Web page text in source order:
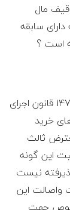
مال
سابقه
است ؟
دررسیدگی به اعتراض ثالث اجرایی موضوع ماده 147 قانون اجرای
خرید
ثالث
صراحت ماده 48 قانون ثبت این گونه
نیست
واصالت این